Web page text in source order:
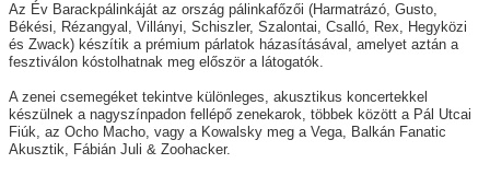
Az Év Barackpálinkáját az ország pálinkafőzői (Harmatrázó, Gusto,
Békési, Rézangyal, Villányi, Schiszler, Szalontai, Csalló, Rex, Hegyközi
és Zwack) készítik a prémium párlatok házasításával, amelyet aztán a
fesztiválon kóstolhatnak meg először a látogatók.
A zenei csemegéket tekintve különleges, akusztikus koncertekkel
készülnek a nagyszínpadon fellépő zenekarok, többek között a Pál Utcai
Fiúk, az Ocho Macho, vagy a Kowalsky meg a Vega, Balkán Fanatic
Akusztik, Fábián Juli & Zoohacker.